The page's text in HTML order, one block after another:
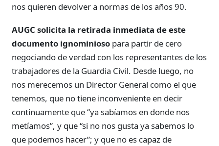
nos quieren devolver a normas de los años 90.
AUGC solicita la retirada inmediata de este
documento ignominioso para partir de cero
negociando de verdad con los representantes de los
trabajadores de la Guardia Civil. Desde luego, no
nos merecemos un Director General como el que
tenemos, que no tiene inconveniente en decir
continuamente que “ya sabíamos en donde nos
metíamos”, y que “si no nos gusta ya sabemos lo
que podemos hacer”; y que no es capaz de